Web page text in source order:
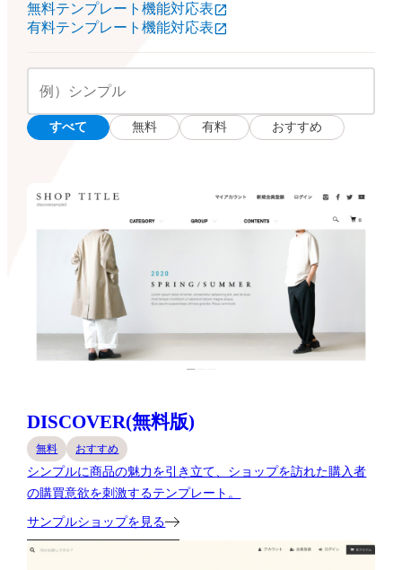
無料テンプレート機能対応表
有料テンプレート機能対応表
すべて 無料 有料 おすすめ
DISCOVER(無料版)
無料 おすすめ
シンプルに商品の魅力を引き立て、ショップを訪れた購入者
の購買意欲を刺激するテンプレート。
サンプルショップを見る